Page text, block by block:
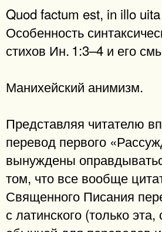
Quod factum est, in illo
Особенность
стихов Ин. 1:3–4 и его
Манихейский анимизм.
Представляя читателю
перевод первого
вынуждены
том, что все вообще
Священного Писания
с латинского (только